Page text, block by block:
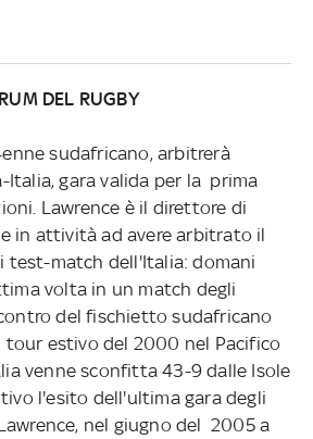
DEL RUGBY
sudafricano, arbitrerà
gara valida per la prima
Lawrence è il direttore di
in attività ad avere arbitrato il
test-match dell'Italia: domani
volta in un match degli
del fischietto sudafricano
tour estivo del 2000 nel Pacifico
venne sconfitta 43-9 dalle Isole
l'esito dell'ultima gara degli
nel giugno del 2005 a